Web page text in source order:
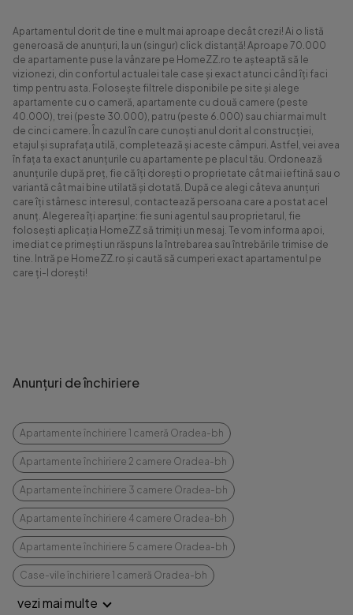
Apartamentul dorit de tine e mult mai aproape decât crezi! Ai o listă
generoasă de anunțuri, la un (singur) click distanță! Aproape 70.000
de apartamente puse la vânzare pe HomeZZ.ro te așteaptă să le
vizionezi, din confortul actualei tale case și exact atunci când îți faci
timp pentru asta. Folosește filtrele disponibile pe site și alege
apartamente cu o cameră, apartamente cu două camere (peste
40.000), trei (peste 30.000), patru (peste 6.000) sau chiar mai mult
de cinci camere. În cazul în care cunoști anul dorit al construcției,
etajul și suprafața utilă, completează și aceste câmpuri. Astfel, vei avea
în fața ta exact anunțurile cu apartamente pe placul tău. Ordonează
anunțurile după preț, fie că îți dorești o proprietate cât mai ieftină sau o
variantă cât mai bine utilată și dotată. După ce alegi câteva anunțuri
care îți stârnesc interesul, contactează persoana care a postat acel
anunț. Alegerea îți aparține: fie suni agentul sau proprietarul, fie
folosești aplicația HomeZZ să trimiți un mesaj. Te vom informa apoi,
imediat ce primești un răspuns la întrebarea sau întrebările trimise de
tine. Intră pe HomeZZ.ro și caută să cumperi exact apartamentul pe
care ți-l dorești!
Anunțuri de închiriere
Apartamente închiriere 1 cameră Oradea-bh
Apartamente închiriere 2 camere Oradea-bh
Apartamente închiriere 3 camere Oradea-bh
Apartamente închiriere 4 camere Oradea-bh
Apartamente închiriere 5 camere Oradea-bh
Case-vile închiriere 1 cameră Oradea-bh
vezi mai multe